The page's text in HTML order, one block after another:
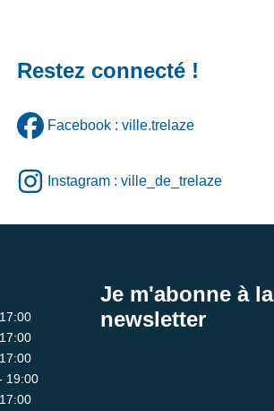
Restez connecté !
Facebook : ville.trelaze
Instagram : ville_de_trelaze
19:00
Je m'abonne à la
newsletter